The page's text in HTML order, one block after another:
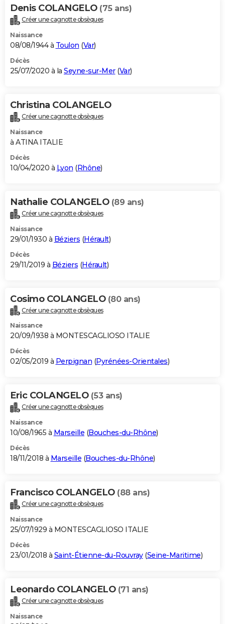
Denis COLANGELO (75 ans)
Créer une cagnotte obsèques
Naissance
08/08/1944 à Toulon (Var)
Décès
25/07/2020 à la Seyne-sur-Mer(Var)
Christina COLANGELO
Créer une cagnotte obsèques
Naissance
à ATINA ITALIE
Décès
10/04/2020 à Lyon (Rhône)
Nathalie COLANGELO (89 ans)
Créer une cagnotte obsèques
Naissance
29/01/1930 à Béziers (Hérault)
Décès
29/11/2019 à Béziers (Hérault)
Cosimo COLANGELO (80 ans)
Créer une cagnotte obsèques
Naissance
20/09/1938 à MONTESCAGLIOSO ITALIE
Décès
02/05/2019 à Perpignan (Pyrénées-Orientales)
Eric COLANGELO (53 ans)
Créer une cagnotte obsèques
Naissance
10/08/1965 à Marseille (Bouches-du-Rhône)
Décès
18/11/2018 à Marseille (Bouches-du-Rhône)
Francisco COLANGELO (88 ans)
Créer une cagnotte obsèques
Naissance
25/07/1929 à MONTESCAGLIOSO ITALIE
Décès
23/01/2018 à Saint-Étienne-du-Rouvray(Seine-Maritime)
Leonardo COLANGELO (71 ans)
Créer une cagnotte obsèques
Naissance